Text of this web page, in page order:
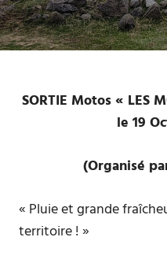
SORTIE Motos « LES
le 19
(Organisé
« Pluie et grande
territoire ! »